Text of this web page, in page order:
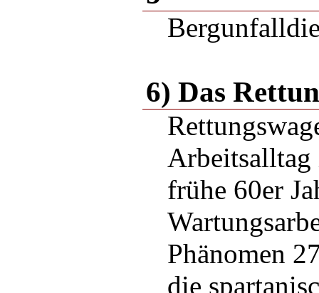
6) Das
Arbeitsalltag
frühe 60er
Phänomen
die